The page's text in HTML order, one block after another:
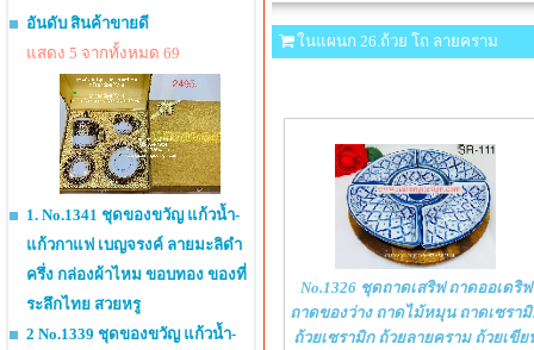
อันดับ สินค้าขายดี
แสดง 5 จากทั้งหมด 69
1. No.1341 ชุดของขวัญ แก้วน้ำ-
แก้วกาแฟ เบญจรงค์ ลายมะลิดำ
ครึ่ง กล่องผ้าไหม ขอบทอง ของที่
ระลึกไทย สวยหรู
2 No.1339 ชุดของขวัญ แก้วน้ำ-
ในแผนก 26.ถ้วย โถ ลายคราม
No.1326 ชุดถาดเสริฟ ถาดออเดริฟ
ถาดของว่าง ถาดไม้หมุน ถาดเซรา
ถ้วยเซรามิก ถ้วยลายคราม ถ้วยเขีย